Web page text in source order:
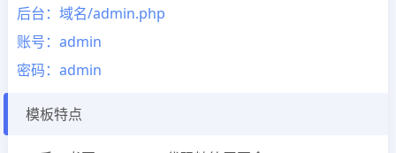
后台：域名/admin.php
账号：admin
密码：admin
模板特点